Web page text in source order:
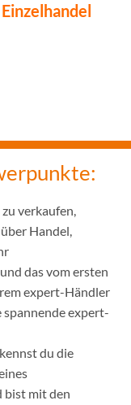
verkaufen,
Handel,
das vom ersten
expert-Händler
spannende expert-
du die
bist mit den